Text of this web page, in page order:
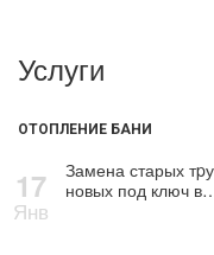
Услуги
ОТОПЛЕНИЕ БАНИ
17
Янв
Замена старых
новых под ключ